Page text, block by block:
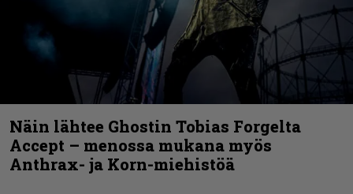
Näin lähtee Ghostin Tobias Forgelta
Accept – menossa mukana myös
Anthrax- ja Korn-miehistöä